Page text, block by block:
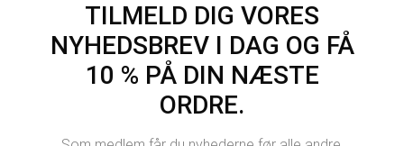
TILMELD DIG VORES
NYHEDSBREV I DAG OG FÅ
10 % PÅ DIN NÆSTE
ORDRE.